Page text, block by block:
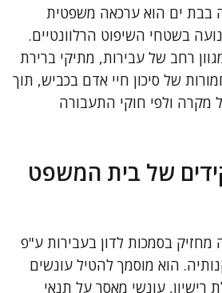
בבת ים הוא ערכאה משפטית
בשטחי השיפוט הרלוונטיים.
רחב של עבירות, מתיקי ברירת
של סיכון חיי אדם בכביש, תוך
מקרה ולפי חוקי התעבורה
של בית המשפט
בסמכות לדון בעבירות ע"פ
הוא מוסמך להטיל עונשים
רישיון, עונשי מאסר על תנאי